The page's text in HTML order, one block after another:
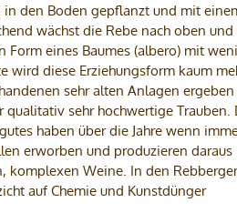
den Boden gepflanzt und mit
wächst die Rebe nach oben
Form eines Baumes (albero) mit
wird diese Erziehungsform kaum
sehr alten Anlagen ergeben
qualitativ sehr hochwertige Trauben.
haben über die Jahre wenn
erworben und produzieren daraus
komplexen Weine. In den
auf Chemie und Kunstdünger